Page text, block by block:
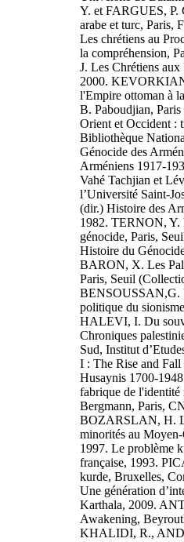
Y. et FARGUES, P.
arabe et turc, Paris,
Les chrétiens au
la compréhension,
J. Les Chrétiens
2000.
l'Empire ottoman à
B. Paboudjian,
Orient et Occident :
Bibliothèque
Génocide des
Arméniens 1917-
Vahé Tachjian et
l’Université Saint-
(dir.) Histoire des
1982. TERNON, Y.
génocide, Paris,
Histoire du
BARON, X. Les
Paris, Seuil
BENSOUSSAN,G.
politique du
HALEVI, I. Du
Chroniques
Sud, Institut
I : The Rise and
Husaynis 1700-
fabrique de l'identité
Bergmann, Paris,
BOZARSLAN, H.
minorités au Moyen-
1997. Le problème
française, 1993.
kurde, Bruxelles,
Une génération
Karthala, 2009.
Awakening,
KHALIDI, R.,